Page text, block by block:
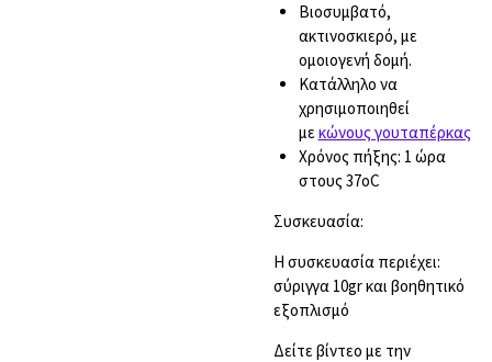
Βιοσυμβατό,
ακτινοσκιερό, με
ομοιογενή δομή.
Κατάλληλο να
χρησιμοποιηθεί
με κώνους γουταπέρκας
Χρόνος πήξης: 1 ώρα
στους 37oC
Συσκευασία:
Η συσκευασία περιέχει:
σύριγγα 10gr και βοηθητικό
εξοπλισμό
Δείτε βίντεο με την